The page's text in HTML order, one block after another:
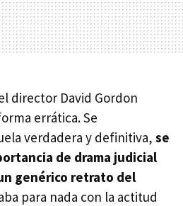
director David Gordon
errática. Se
verdadera y definitiva, se
de drama judicial
genérico retrato del
para nada con la actitud